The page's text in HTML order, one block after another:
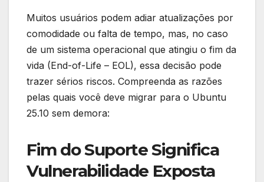
Muitos usuários podem adiar atualizações por
comodidade ou falta de tempo, mas, no caso
de um sistema operacional que atingiu o fim da
vida (End-of-Life – EOL), essa decisão pode
trazer sérios riscos. Compreenda as razões
pelas quais você deve migrar para o Ubuntu
25.10 sem demora:
Fim do Suporte Significa
Vulnerabilidade Exposta